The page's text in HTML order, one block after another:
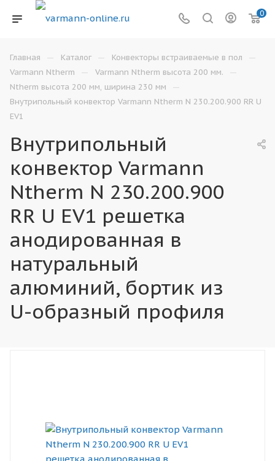
0
Главная — Каталог — Конвекторы встраиваемые в пол —
Varmann Ntherm — Varmann Ntherm высота 200 мм. —
Ntherm высота 200 мм, ширина 230 мм —
Внутрипольный конвектор Varmann Ntherm N 230.200.900 RR U
EV1
Внутрипольный
конвектор Varmann
Ntherm N 230.200.900
RR U EV1 решетка
анодированная в
натуральный
алюминий, бортик из
U-образный профиля